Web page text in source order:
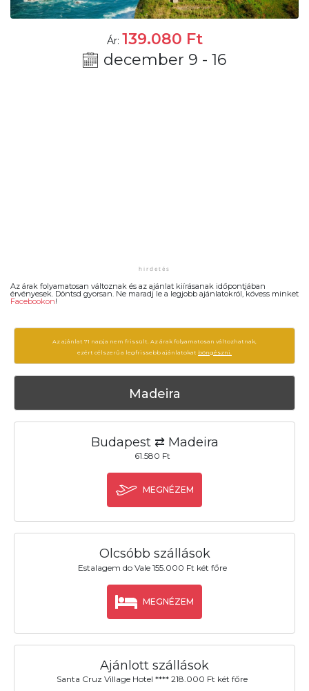
Ár: 139.080 Ft
december 9 - 16
Az árak folyamatosan változnak és az ajánlat kiírásanak időpontjában
érvényesek. Döntsd gyorsan. Ne maradj le a legjobb ajánlatokról, kövess minket
Facebookon!
Az ajánlat 71 napja nem frissült. Az árak folyamatosan változhatnak,
ezért célszerű a legfrissebb ajánlatokat böngészni.
Madeira
Budapest ⇄ Madeira
61.580 Ft
MEGNÉZEM
Olcsóbb szállások
Estalagem do Vale 155.000 Ft két főre
MEGNÉZEM
Ajánlott szállások
Santa Cruz Village Hotel **** 218.000 Ft két főre